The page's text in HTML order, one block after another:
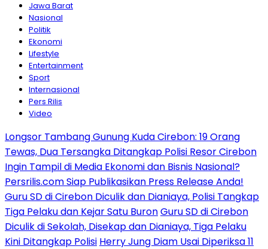
Jawa Barat
Nasional
Politik
Ekonomi
Lifestyle
Entertainment
Sport
Internasional
Pers Rilis
Video
Longsor Tambang Gunung Kuda Cirebon: 19 Orang
Tewas, Dua Tersangka Ditangkap Polisi Resor Cirebon
Ingin Tampil di Media Ekonomi dan Bisnis Nasional?
Persrilis.com Siap Publikasikan Press Release Anda!
Guru SD di Cirebon Diculik dan Dianiaya, Polisi Tangkap
Tiga Pelaku dan Kejar Satu BuronGuru SD di Cirebon
Diculik di Sekolah, Disekap dan Dianiaya, Tiga Pelaku
Kini Ditangkap Polisi Herry Jung Diam Usai Diperiksa 11